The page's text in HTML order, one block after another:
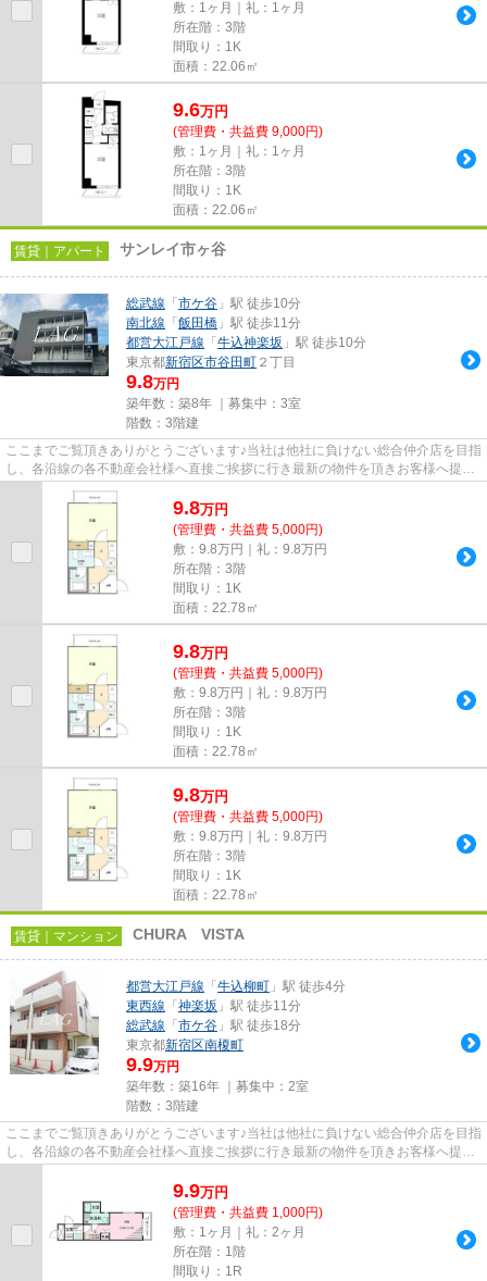
敷：1ヶ月｜礼：1ヶ月
所在階：3階
間取り：1K
面積：22.06㎡
9.6万円
(管理費・共益費 9,000円)
敷：1ヶ月｜礼：1ヶ月
所在階：3階
間取り：1K
面積：22.06㎡
賃貸｜アパート サンレイ市ヶ谷
総武線 「 市ケ谷 」駅 徒歩10分
南北線 「 飯田橋 」駅 徒歩11分
都営大江戸線 「 牛込神楽坂 」駅 徒歩10分
東京都新宿区市谷田町 ２丁目
9.8万円
築年数：築8年 ｜募集中： 3室
階数：3階建
ここまでご覧頂きありがとうございます♪当社は他社に負けない総合仲介店を目指
し、各沿線の各不動産会社様へ直接ご挨拶に行き最新の物件を頂きお客様へ提供
しております！最新の情報は...
9.8万円
(管理費・共益費 5,000円)
敷：9.8万円｜礼：9.8万円
所在階：3階
間取り：1K
面積：22.78㎡
9.8万円
(管理費・共益費 5,000円)
敷：9.8万円｜礼：9.8万円
所在階：3階
間取り：1K
面積：22.78㎡
9.8万円
(管理費・共益費 5,000円)
敷：9.8万円｜礼：9.8万円
所在階：3階
間取り：1K
面積：22.78㎡
賃貸｜マンション CHURA VISTA
都営大江戸線 「 牛込柳町 」駅 徒歩4分
東西線 「 神楽坂 」駅 徒歩11分
総武線 「 市ケ谷 」駅 徒歩18分
東京都新宿区南榎町
9.9万円
築年数：築16年 ｜募集中： 2室
階数：3階建
ここまでご覧頂きありがとうございます♪当社は他社に負けない総合仲介店を目指
し、各沿線の各不動産会社様へ直接ご挨拶に行き最新の物件を頂きお客様へ提供
9.9万円
(管理費・共益費 1,000円)
敷：1ヶ月｜礼：2ヶ月
所在階：1階
間取り：1R